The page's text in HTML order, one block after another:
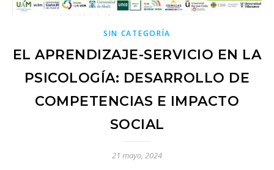
SIN CATEGORÍA
EL APRENDIZAJE-SERVICIO EN LA
PSICOLOGÍA: DESARROLLO DE
COMPETENCIAS E IMPACTO
SOCIAL
21 mayo, 2024